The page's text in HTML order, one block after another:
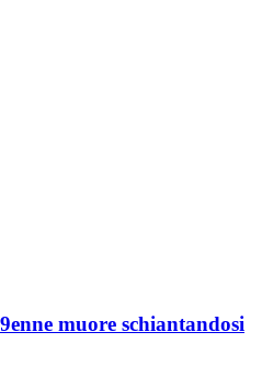
muore schiantandosi